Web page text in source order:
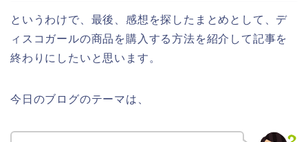
というわけで、最後、感想を探したまとめとして、デ
ィスコガールの商品を購入する方法を紹介して記事を
終わりにしたいと思います。
今日のブログのテーマは、